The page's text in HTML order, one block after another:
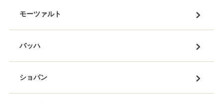
モーツァルト
バッハ
ショパン